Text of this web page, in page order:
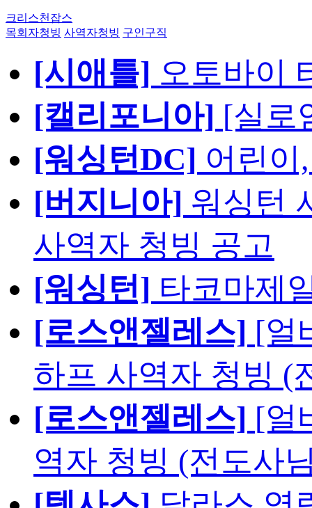
크리스천잡스
목회자청빙 사역자청빙 구인구직
[시애틀] 오토바이
[캘리포니아] [실로
[워싱턴DC] 어린이
[버지니아] 워싱턴
사역자 청빙 공고
[워싱턴] 타코마제
[로스앤젤레스] [얼
하프 사역자 청빙 (
[로스앤젤레스] [얼
역자 청빙 (전도사